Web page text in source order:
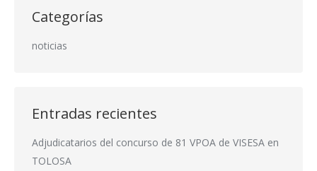
Categorías
noticias
Entradas recientes
Adjudicatarios del concurso de 81 VPOA de VISESA en
TOLOSA